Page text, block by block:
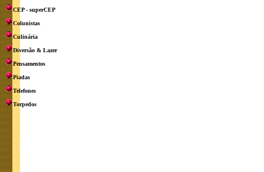
CEP - superCEP
Colunistas
Culinária
Diversão & Lazer
Pensamentos
Piadas
Telefones
Torpedos